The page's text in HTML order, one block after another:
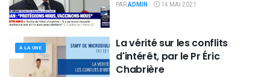
PARADMIN 14 MAI 2021
À LA UNE
La vérité sur les conflits
d'intérêt, par le Pr Éric
Chabrière